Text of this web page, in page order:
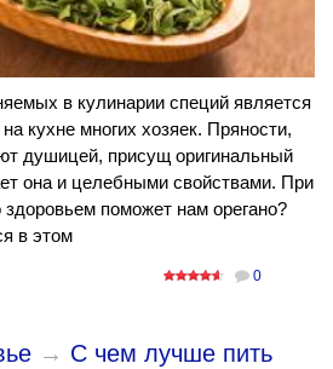
в кулинарии специй является
кухне многих хозяек. Пряности,
душицей, присущ оригинальный
она и целебными свойствами. При
поможет нам орегано?
в этом
0
→ С чем лучше пить